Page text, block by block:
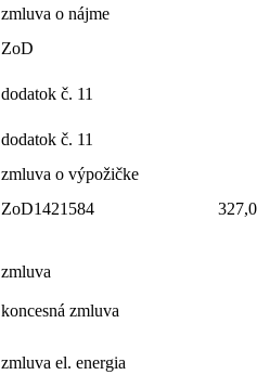
zmluva o nájme
ZoD
dodatok č. 11
dodatok č. 11
zmluva o výpožičke
ZoD1421584
zmluva
koncesná zmluva
zmluva el. energia